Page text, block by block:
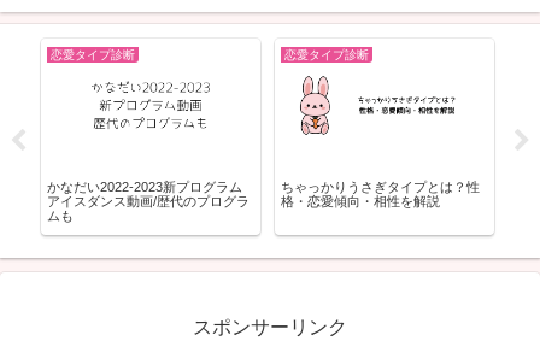
恋愛タイプ診断
かなだい2022-2023新プログラム
アイスダンス動画/歴代のプログラ
ムも
恋愛タイプ診断
ちゃっかりうさぎタイプとは？性
格・恋愛傾向・相性を解説
スポンサーリンク